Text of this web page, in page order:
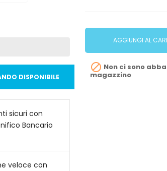
AGGIUNGI AL
 Non ci sono
magazzino
DISPONIBILE
sicuri con
Bancario
veloce con